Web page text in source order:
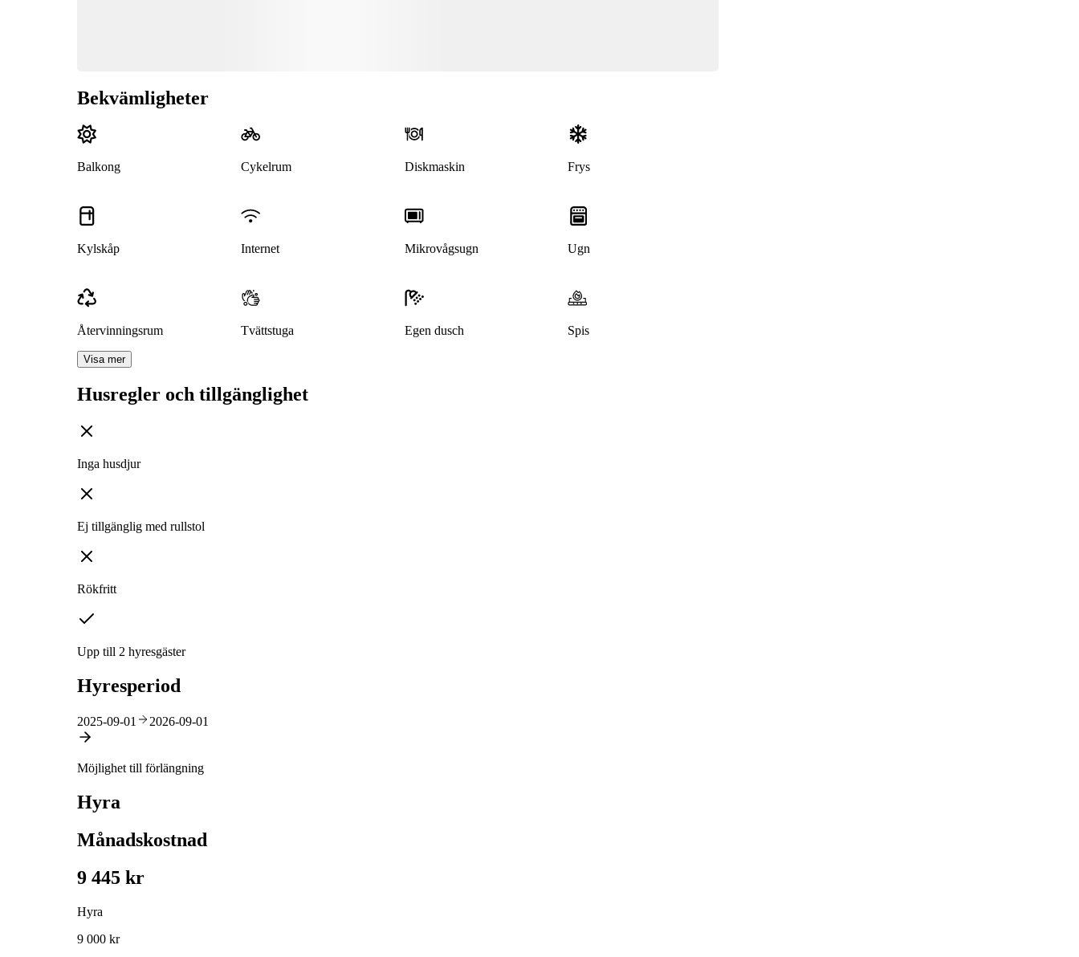
Bekvämligheter
Balkong Cykelrum Diskmaskin Frys
Kylskåp Internet Mikrovågsugn Ugn
Återvinningsrum Tvättstuga Egen dusch Spis
Visa mer
Husregler och tillgänglighet
Inga husdjur
Ej tillgänglig med rullstol
Rökfritt
Upp till 2 hyresgäster
Hyresperiod
2025-09-01 2026-09-01
Möjlighet till förlängning
Hyra
Månadskostnad
9 445 kr
Hyra
9 000 kr